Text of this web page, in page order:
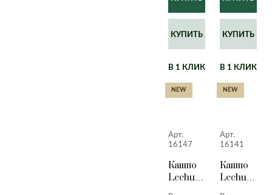
КУПИТЬ
В 1 КЛИК
КУПИТЬ
В 1 КЛИК
NEW
Арт.
16147
Кашпо
Lechuza
NEW
Арт.
16141
Кашпо
Lechuza